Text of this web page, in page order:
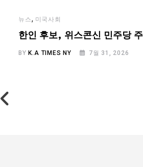
뉴스, 미국사회
한인 후보, 위스콘신 민주당
BYK.A TIMES NY 7월 31, 2026